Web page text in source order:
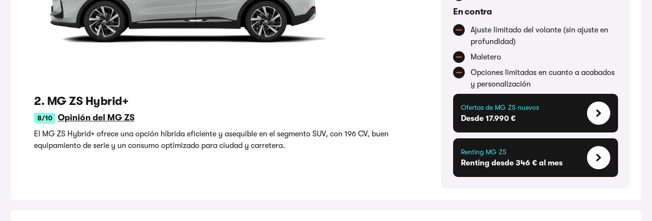
2. MG ZS Hybrid+
8/10 Opinión del MG ZS
El MG ZS Hybrid+ ofrece una opción híbrida eficiente y asequible en el segmento SUV, con 196 CV, buen
equipamiento de serie y un consumo optimizado para ciudad y carretera.
En contra
Ajuste limitado del volante (sin ajuste en
profundidad)
Maletero
Opciones limitadas en cuanto a acabados
y personalización
Ofertas de MG ZS nuevos
Desde 17.990 €
Renting MG ZS
Renting desde 346 € al mes